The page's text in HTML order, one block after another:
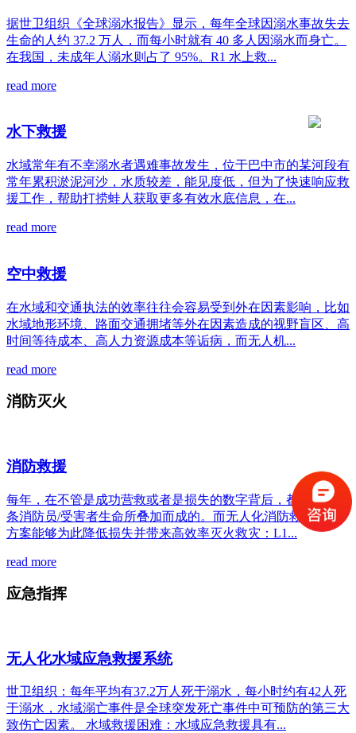
据世卫组织《全球溺水报告》显示，每年全球因溺水事故失去
生命的人约 37.2 万人，而每小时就有 40 多人因溺水而身亡。
在我国，未成年人溺水则占了 95%。R1 水上救...
read more
水下救援
水域常年有不幸溺水者遇难事故发生，位于巴中市的某河段有
常年累积淤泥河沙，水质较差，能见度低，但为了快速响应救
援工作，帮助打捞蛙人获取更多有效水底信息，在...
read more
空中救援
在水域和交通执法的效率往往会容易受到外在因素影响，比如
水域地形环境、路面交通拥堵等外在因素造成的视野盲区、高
时间等待成本、高人力资源成本等诟病，而无人机...
read more
消防灭火
消防救援
每年，在不管是成功营救或者是损失的数字背后，都是以一条
条消防员/受害者生命所叠加而成的。而无人化消防救援解决
方案能够为此降低损失并带来高效率灭火救灾：L1...
read more
应急指挥
无人化水域应急救援系统
世卫组织：每年平均有37.2万人死于溺水，每小时约有42人死
于溺水，水域溺亡事件是全球突发死亡事件中可预防的第三大
致伤亡因素。 水域救援困难：水域应急救援具有...